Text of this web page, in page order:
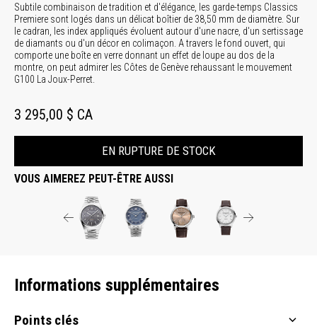
Subtile combinaison de tradition et d'élégance, les garde-temps Classics
Premiere sont logés dans un délicat boîtier de 38,50 mm de diamètre. Sur
le cadran, les index appliqués évoluent autour d'une nacre, d'un sertissage
de diamants ou d'un décor en colimaçon. A travers le fond ouvert, qui
comporte une boîte en verre donnant un effet de loupe au dos de la
montre, on peut admirer les Côtes de Genève rehaussant le mouvement
G100 La Joux-Perret.
3 295,00 $ CA
EN RUPTURE DE STOCK
VOUS AIMEREZ PEUT-ÊTRE AUSSI
Informations supplémentaires
Points clés